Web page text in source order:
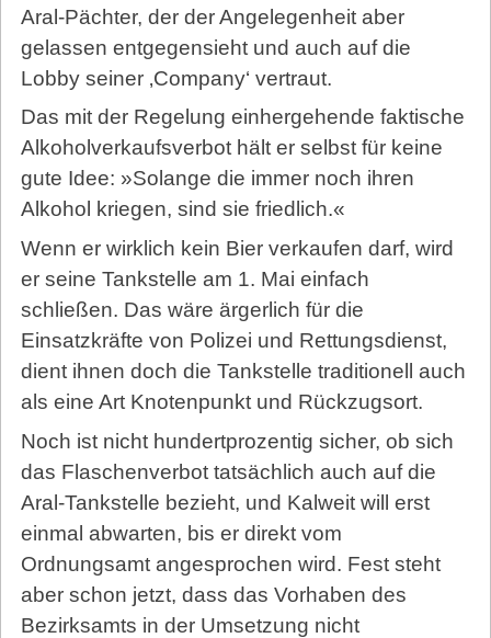
Aral-Pächter, der der Angelegenheit aber
gelassen entgegensieht und auch auf die
Lobby seiner ‚Company‘ vertraut.
Das mit der Regelung einhergehende faktische
Alkoholverkaufsverbot hält er selbst für keine
gute Idee: »Solange die immer noch ihren
Alkohol kriegen, sind sie friedlich.«
Wenn er wirklich kein Bier verkaufen darf, wird
er seine Tankstelle am 1. Mai einfach
schließen. Das wäre ärgerlich für die
Einsatzkräfte von Polizei und Rettungsdienst,
dient ihnen doch die Tankstelle traditionell auch
als eine Art Knotenpunkt und Rückzugsort.
Noch ist nicht hundertprozentig sicher, ob sich
das Flaschenverbot tatsächlich auch auf die
Aral-Tankstelle bezieht, und Kalweit will erst
einmal abwarten, bis er direkt vom
Ordnungsamt angesprochen wird. Fest steht
aber schon jetzt, dass das Vorhaben des
Bezirksamts in der Umsetzung nicht